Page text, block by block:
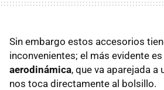
Sin embargo estos accesorios
inconvenientes; el más evidente es
aerodinámica, que va aparejada a
nos toca directamente al bolsillo.